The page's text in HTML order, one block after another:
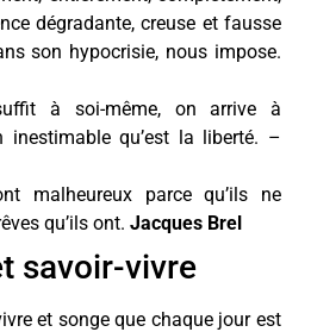
dégradante, creuse et fausse
son hypocrisie, nous impose.
à soi-même, on arrive à
inestimable qu’est la liberté. –
malheureux parce qu’ils ne
qu’ils ont. Jacques Brel
savoir-vivre
et songe que chaque jour est